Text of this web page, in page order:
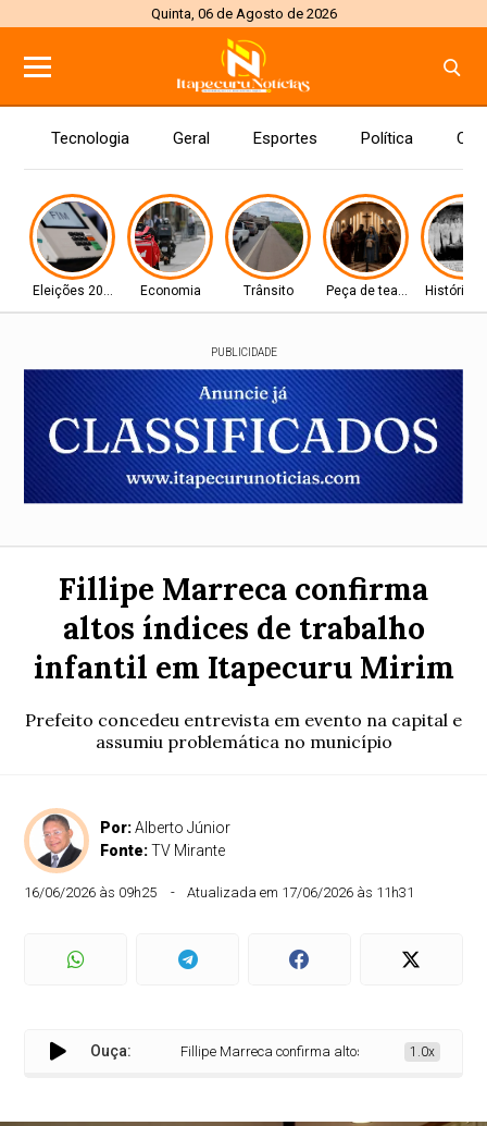
Quinta, 06 de Agosto de 2026
Tecnologia Geral Esportes Política
Eleições 2026 Economia Trânsito Peça de teatro História
PUBLICIDADE
Fillipe Marreca confirma
altos índices de trabalho
infantil em Itapecuru Mirim
Prefeito concedeu entrevista em evento na capital e
assumiu problemática no município
Por:Alberto Júnior
Fonte:TV Mirante
16/06/2026 às 09h25 Atualizada em 17/06/2026 às 11h31
Ouça: Fillipe Marreca confirma altos índices de trabalho
1.0x